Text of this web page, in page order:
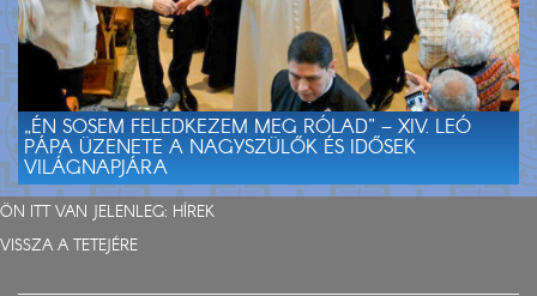
„ÉN SOSEM FELEDKEZEM MEG RÓLAD” – XIV. LEÓ
PÁPA ÜZENETE A NAGYSZÜLŐK ÉS IDŐSEK
VILÁGNAPJÁRA
ÖN ITT VAN JELENLEG: HÍREK
VISSZA A TETEJÉRE